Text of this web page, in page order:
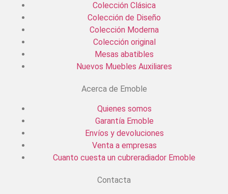
Colección Clásica
Colección de Diseño
Colección Moderna
Colección original
Mesas abatibles
Nuevos Muebles Auxiliares
Acerca de Emoble
Quienes somos
Garantía Emoble
Envíos y devoluciones
Venta a empresas
Cuanto cuesta un cubreradiador Emoble
Contacta